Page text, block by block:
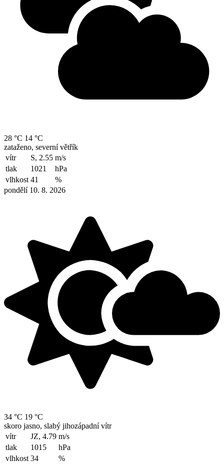
28 °C 14 °C
zataženo, severní větřík
vítr
S, 2.55 m/s
tlak
1021
hPa
vlhkost 41
%
pondělí 10. 8. 2026
34 °C 19 °C
skoro jasno, slabý jihozápadní vítr
vítr
JZ, 4.79 m/s
tlak
1015
hPa
vlhkost 34 %